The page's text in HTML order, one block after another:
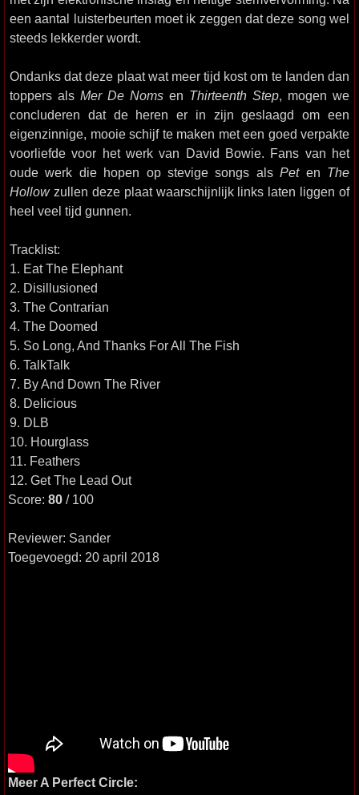
een aantal luisterbeurten moet ik zeggen dat deze song wel
steeds lekkerder wordt.
Ondanks dat deze plaat wat meer tijd kost om te landen dan
toppers als Mer De Noms en Thirteenth Step, mogen we
concluderen dat de heren er in zijn geslaagd om een
eigenzinnige, mooie schijf te maken met een goed verpakte
voorliefde voor het werk van David Bowie. Fans van het
oude werk die hopen op stevige songs alsPeten The
Hollowzullen deze plaat waarschijnlijk links laten liggen of
heel veel tijd gunnen.
Tracklist:
1. Eat The Elephant
2. Disillusioned
3. The Contrarian
4. The Doomed
5. So Long, And Thanks For All The Fish
6. TalkTalk
7. By And Down The River
8. Delicious
9. DLB
10. Hourglass
11. Feathers
12. Get The Lead Out
Score: 80 / 100
Reviewer: Sander
Toegevoegd: 20 april 2018
Meer A Perfect Circle: